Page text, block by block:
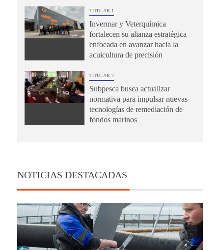
TITULAR 1
Invermar y Veterquímica
fortalecen su alianza estratégica
enfocada en avanzar hacia la
acuicultura de precisión
TITULAR 2
Subpesca busca actualizar
normativa para impulsar nuevas
tecnologías de remediación de
fondos marinos
NOTICIAS DESTACADAS